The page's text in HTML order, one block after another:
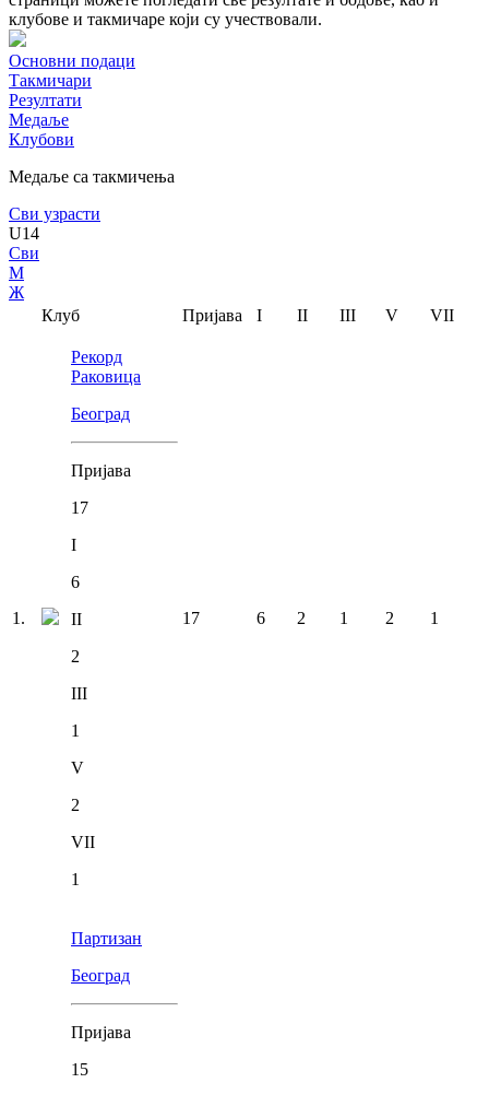
клубове и такмичаре који су учествовали.
Основни подаци
Такмичари
Резултати
Медаље
Клубови
Медаље са такмичења
Сви узрасти
U14
Сви
М
Ж
Клуб
Пријава I II III V VII
1 .
Рекорд
Раковица
Београд
Пријава
17
I
6
II
2
III
1
V
2
VII
1
17 6 2 1 2 1
Партизан
Београд
Пријава
15